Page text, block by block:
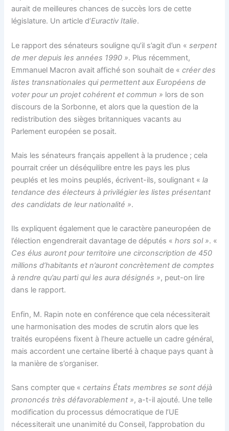
aurait de meilleures chances de succès lors de cette
législature. Un article d’Euractiv Italie.
Le rapport des sénateurs souligne qu’il s’agit d’un «serpent
de mer depuis les années 1990 ». Plus récemment,
Emmanuel Macron avait affiché son souhait de «créer des
listes transnationales qui permettent aux Européens de
voter pour un projet cohérent et commun » lors de son
discours de la Sorbonne, et alors que la question de la
redistribution des sièges britanniques vacants au
Parlement européen se posait.
Mais les sénateurs français appellent à la prudence ; cela
pourrait créer un déséquilibre entre les pays les plus
peuplés et les moins peuplés, écrivent-ils, soulignant «la
tendance des électeurs à privilégier les listes présentant
des candidats de leur nationalité ».
Ils expliquent également que le caractère paneuropéen de
l’élection engendrerait davantage de députés «hors sol ». «
Ces élus auront pour territoire une circonscription de 450
millions d’habitants et n’auront concrètement de comptes
à rendre qu’au parti qui les aura désignés », peut-on lire
dans le rapport.
Enfin, M. Rapin note en conférence que cela nécessiterait
une harmonisation des modes de scrutin alors que les
traités européens fixent à l’heure actuelle un cadre général,
mais accordent une certaine liberté à chaque pays quant à
la manière de s’organiser.
Sans compter que «certains États membres se sont déjà
prononcés très défavorablement », a-t-il ajouté. Une telle
modification du processus démocratique de l’UE
nécessiterait une unanimité du Conseil, l’approbation du